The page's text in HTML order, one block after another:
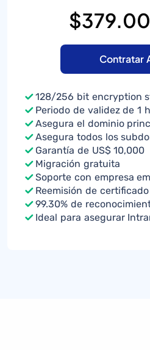
Contratar
128/256 bit encryption
Periodo de validez de 1
Asegura el dominio
Asegura todos los
Garantía de US$ 10,000
Migración gratuita
Soporte con empresa
Reemisión de
99.30% de
Ideal para asegurar